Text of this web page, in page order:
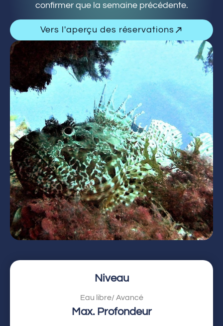
confirmer que la semaine précédente.
Vers l'aperçu des réservations
Niveau
Eau libre/ Avancé
Max. Profondeur